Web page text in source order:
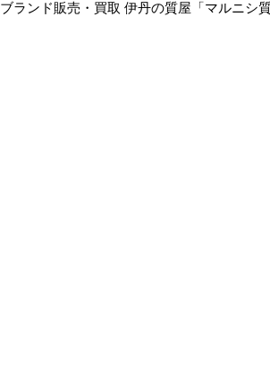
ブランド販売・買取 伊丹の質屋「マルニシ質